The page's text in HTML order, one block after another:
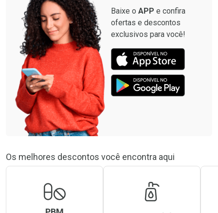
Baixe o APP e confira
ofertas e descontos
exclusivos para você!
Os melhores descontos você encontra aqui